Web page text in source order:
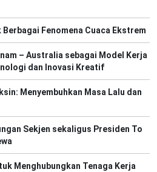
Fenomena Cuaca Ekstrem
– Australia sebagai Model Kerja
dan Inovasi Kreatif
Menyembuhkan Masa Lalu dan
Sekjen sekaligus Presiden To
Menghubungkan Tenaga Kerja